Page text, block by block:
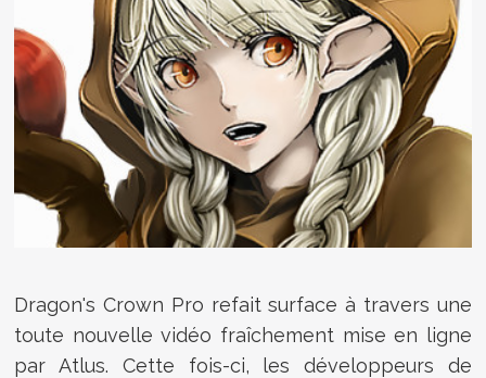
Dragon's Crown Pro refait surface à travers une
toute nouvelle vidéo fraîchement mise en ligne
par Atlus. Cette fois-ci, les développeurs de